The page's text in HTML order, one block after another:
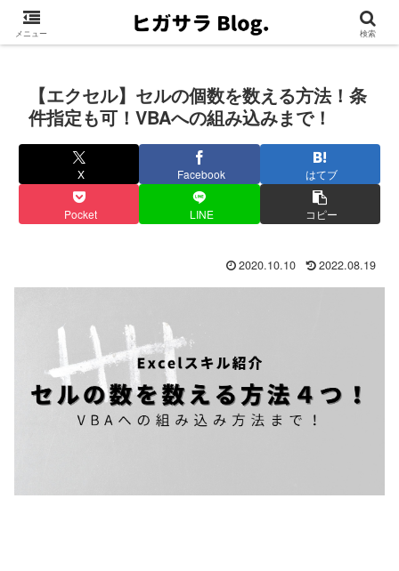
【エクセル】セルの個数を数える方法！条
件指定も可！VBAへの組み込みまで！
X Facebook はてブ
Pocket LINE コピー
2020.10.10 2022.08.19
メニュー 検索